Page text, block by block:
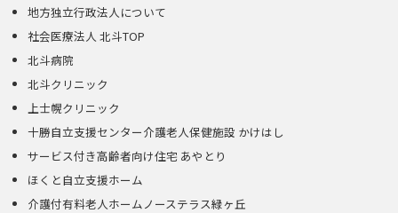
地方独立行政法人について
社会医療法人 北斗TOP
北斗病院
北斗クリニック
上士幌クリニック
十勝自立支援センター介護老人保健施設 かけはし
サービス付き高齢者向け住宅 あやとり
ほくと自立支援ホーム
介護付有料老人ホームノーステラス緑ヶ丘